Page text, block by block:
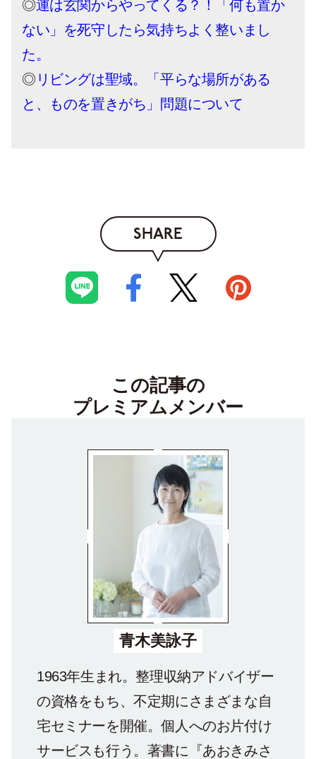
◎運は玄関からやってくる？！「何も置か
ない」を死守したら気持ちよく整いまし
た。
◎ リビングは聖域。「平らな場所がある
と、ものを置きがち」問題について
SHARE
この記事の
プレミアムメンバー
青木美詠子
1963年生まれ。整理収納アドバイザー
の資格をもち、不定期にさまざまな自
宅セミナーを開催。個人へのお片付け
サービスも行う。著書に『あおきみさ